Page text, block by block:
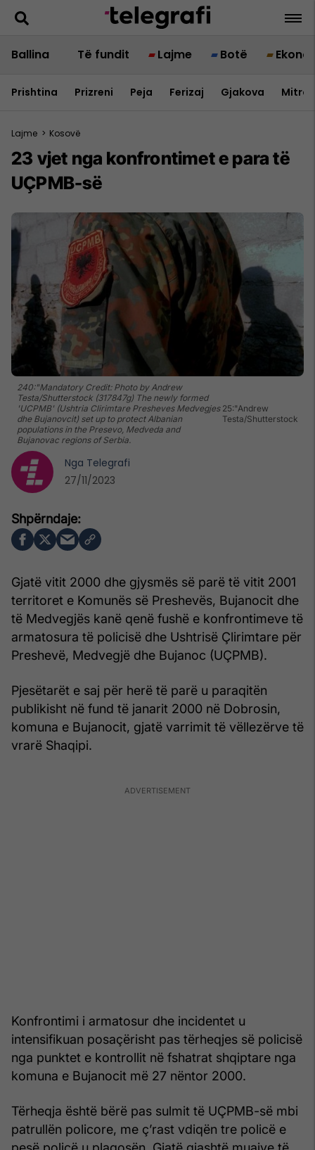
Ballina Të fundit Lajme Botë
Prishtina Prizreni Peja Ferizaj Gjakova
Lajme > Kosovë
​23 vjet nga konfrontimet e para të
UÇPMB-së
240:"Mandatory Credit: Photo by Andrew
Testa/Shutterstock (317847g) The newly formed
'UCPMB' (Ushtria Clirimtare Presheves Medvegjes
dhe Bujanovcit) set up to protect Albanian
populations in the Presevo, Medveda and
Bujanovac regions of Serbia.
25:"Andrew
Testa/Shutterstock
Gjatë vitit 2000 dhe gjysmës së parë të vitit 2001
territoret e Komunës së Preshevës, Bujanocit dhe
të Medvegjës kanë qenë fushë e konfrontimeve të
armatosura të policisë dhe Ushtrisë Çlirimtare për
Preshevë, Medvegjë dhe Bujanoc (UÇPMB).
Pjesëtarët e saj për herë të parë u paraqitën
publikisht në fund të janarit 2000 në Dobrosin,
komuna e Bujanocit, gjatë varrimit të vëllezërve të
vrarë Shaqipi.
Konfrontimi i armatosur dhe incidentet u
intensifikuan posaçërisht pas tërheqjes së policisë
nga punktet e kontrollit në fshatrat shqiptare nga
komuna e Bujanocit më 27 nëntor 2000.
Tërheqja është bërë pas sulmit të UÇPMB-së mbi
patrullën policore, me ç’rast vdiqën tre policë e
Nga Telegrafi
27/11/2023